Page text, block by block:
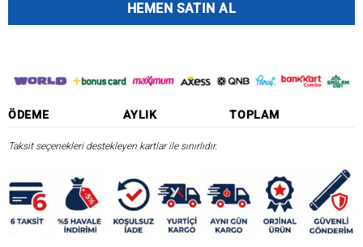
HEMEN SATIN AL
ÖDEME AYLIK TOPLAM
Taksit seçenekleri destekleyen kartlar ile sınırlıdır.